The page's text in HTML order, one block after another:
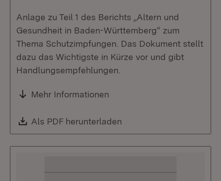
Anlage zu Teil 1 des Berichts „Altern und
Gesundheit in Baden-Württemberg“ zum
Thema Schutzimpfungen. Das Dokument stellt
dazu das Wichtigste in Kürze vor und gibt
Handlungsempfehlungen.
Mehr Informationen
Download:
Als PDF herunterladen